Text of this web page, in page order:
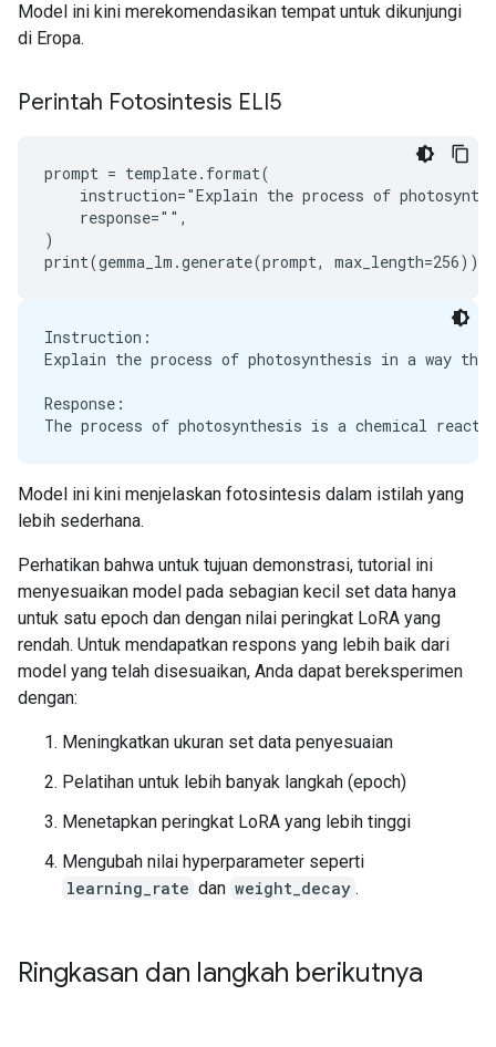
Model ini kini merekomendasikan tempat untuk dikunjungi
di Eropa.
Perintah Fotosintesis ELI5
prompt = template.format(
instruction="Explain the process of
    response="",
)
Instruction:
Explain the process of photosynthesis in a way
Response:
Model ini kini menjelaskan fotosintesis dalam istilah yang
lebih sederhana.
Perhatikan bahwa untuk tujuan demonstrasi, tutorial ini
menyesuaikan model pada sebagian kecil set data hanya
untuk satu epoch dan dengan nilai peringkat LoRA yang
rendah. Untuk mendapatkan respons yang lebih baik dari
model yang telah disesuaikan, Anda dapat bereksperimen
dengan:
Meningkatkan ukuran set data penyesuaian
Pelatihan untuk lebih banyak langkah (epoch)
Menetapkan peringkat LoRA yang lebih tinggi
Mengubah nilai hyperparameter seperti
learning_rate dan weight_decay .
Ringkasan dan langkah berikutnya